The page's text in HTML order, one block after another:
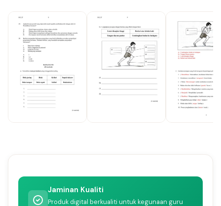
Jaminan Kualiti
Produk digital berkualiti untuk kegunaan guru